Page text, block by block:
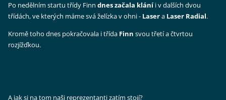
Po nedělním startu třídy Finndnes začala kláníi v dalších dvou
třídách, ve kterých máme svá želízka v ohni - Lasera Laser Radial.
Kromě toho dnes pokračovala i třída Finnsvou třetí a čtvrtou
rozjížďkou.
A jak si na tom naši reprezentanti zatím stojí?